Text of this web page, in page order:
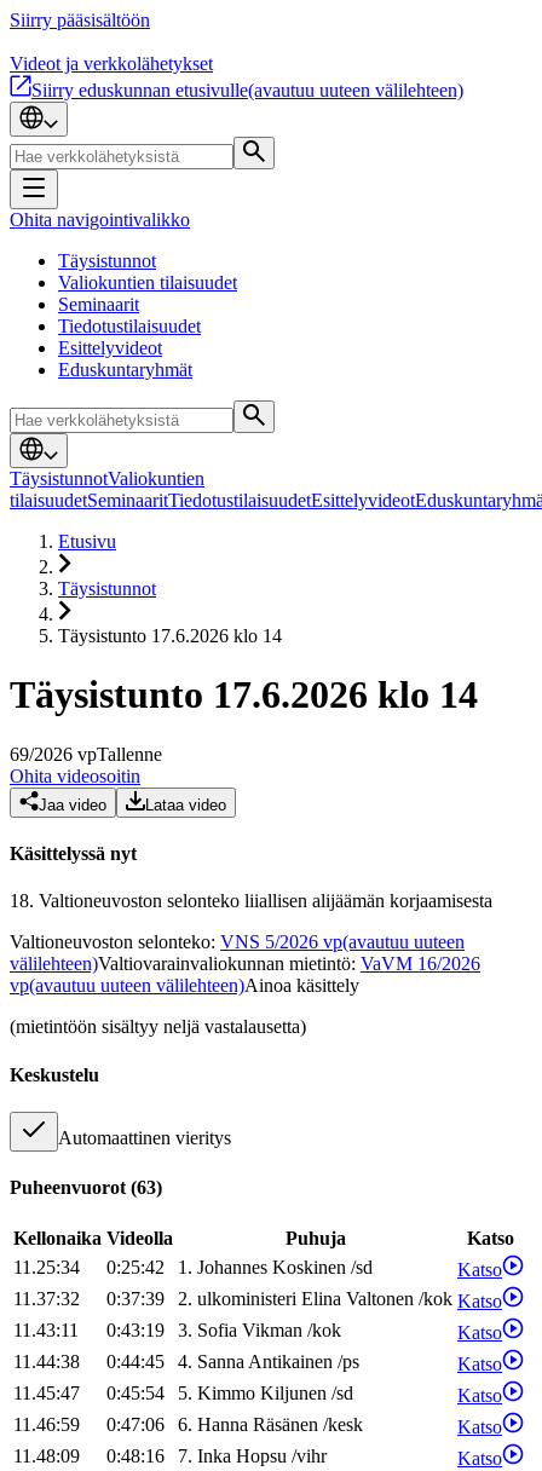
Siirry pääsisältöön
Videot ja verkkolähetykset
Siirry eduskunnan etusivulle(avautuu uuteen välilehteen)
Ohita navigointivalikko
Täysistunnot
Valiokuntien tilaisuudet
Seminaarit
Tiedotustilaisuudet
Esittelyvideot
Eduskuntaryhmät
TäysistunnotValiokuntien
tilaisuudetSeminaaritTiedotustilaisuudetEsittelyvideot
Etusivu
Täysistunnot
Täysistunto 17.6.2026 klo 14
Täysistunto 17.6.2026 klo 14
69/2026 vpTallenne
Ohita videosoitin
Jaa video Lataa video
Käsittelyssä nyt
18. Valtioneuvoston selonteko liiallisen alijäämän korjaamisesta
Valtioneuvoston selonteko: VNS 5/2026 vp(avautuu uuteen
välilehteen)Valtiovarainvaliokunnan mietintö: VaVM 16/2026
vp(avautuu uuteen välilehteen)Ainoa käsittely
(mietintöön sisältyy neljä vastalausetta)
Keskustelu
Automaattinen vieritys
Puheenvuorot (63)
Kellonaika Videolla Puhuja
Katso
11.25:34
0:25:42 1. Johannes Koskinen /sd
Katso
11.37:32
0:37:39 2. ulkoministeri Elina Valtonen /kok Katso
11.43:11
0:43:19 3. Sofia Vikman /kok
Katso
11.44:38
0:44:45 4. SannaAntikainen /ps
Katso
11.45:47
0:45:54 5. Kimmo Kiljunen /sd
Katso
11.46:59
0:47:06 6. Hanna Räsänen /kesk
Katso
11.48:09
0:48:16 7. Inka Hopsu /vihr
Katso